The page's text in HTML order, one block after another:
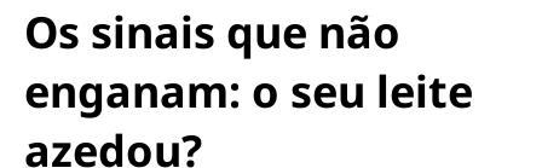
Os sinais que não
enganam: o seu leite
azedou?